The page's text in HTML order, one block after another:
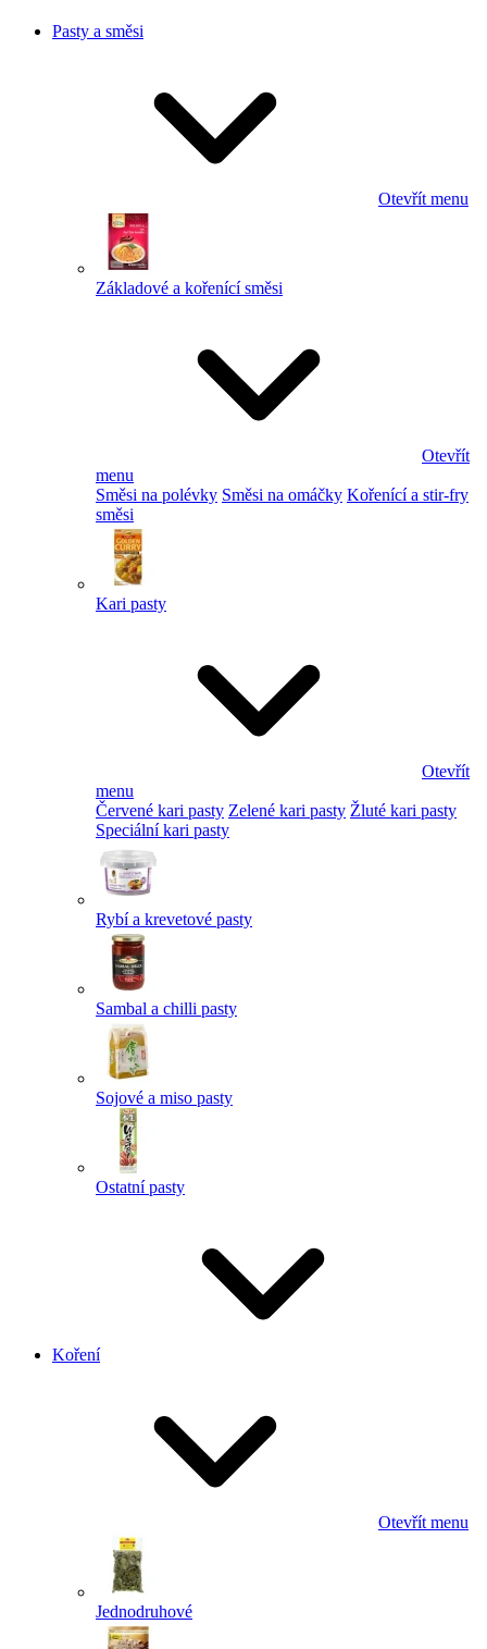
Pasty a směsi
Otevřít menu
Základové a kořenící směsi
Otevřít
menu
Směsi na polévky Směsi na omáčky Kořenící a stir-fry
směsi
Kari pasty
Otevřít
menu
Červené kari pasty Zelené kari pasty Žluté kari pasty
Speciální kari pasty
Rybí a krevetové pasty
Sambal a chilli pasty
Sojové a miso pasty
Ostatní pasty
Koření
Otevřít menu
Jednodruhové